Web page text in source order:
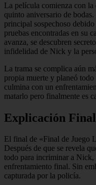
La película comienza con
quinto aniversario de
principal sospechoso
pruebas encontradas en su
avanza, se descubren
infidelidad de Nick y la
La trama se complica aún
propia muerte y planeó
culmina con un
matarlo pero finalmente es
Explicación
El final de «Final de Juego
Después de que se revela
todo para incriminar a Nick,
enfrentamiento final. Sin
capturada por la policía.